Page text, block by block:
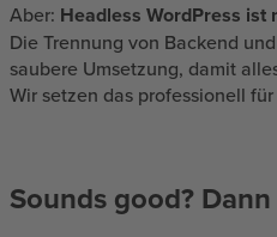
Aber: Headless WordPress ist
Die Trennung von Backend
saubere Umsetzung, damit
Wir setzen das professionell für
Sounds good?